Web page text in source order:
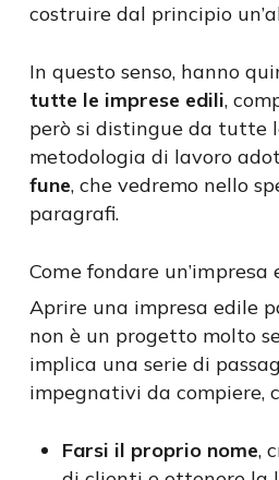
costruire dal principio
In questo senso, hanno
tutte le imprese edili,
però si distingue da tutte
metodologia di lavoro
fune, che vedremo nello
paragrafi.
Come fondare un’impresa
Aprire una impresa edile
non è un progetto molto
implica una serie di
impegnativi da compiere,
Farsi il proprio nome,